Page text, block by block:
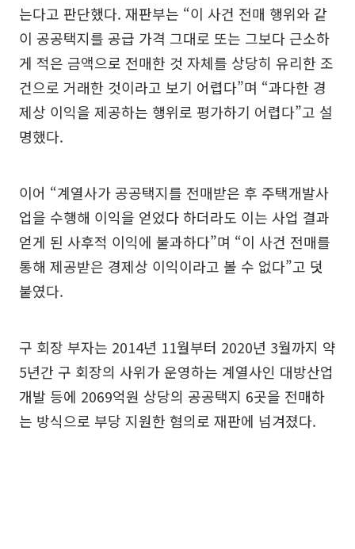
는다고 판단했다. 재판부는 “이 사건 전매 행위와 같
이 공공택지를 공급 가격 그대로 또는 그보다 근소하
게 적은 금액으로 전매한 것 자체를 상당히 유리한 조
건으로 거래한 것이라고 보기 어렵다”며 “과다한 경
제상 이익을 제공하는 행위로 평가하기 어렵다”고 설
명했다.
이어 “계열사가 공공택지를 전매받은 후 주택개발사
업을 수행해 이익을 얻었다 하더라도 이는 사업 결과
얻게 된 사후적 이익에 불과하다”며 “이 사건 전매를
통해 제공받은 경제상 이익이라고 볼 수 없다”고 덧
붙였다.
구 회장 부자는 2014년 11월부터 2020년 3월까지 약
5년간 구 회장의 사위가 운영하는 계열사인 대방산업
개발 등에 2069억원 상당의 공공택지 6곳을 전매하
는 방식으로 부당 지원한 혐의로 재판에 넘겨졌다.